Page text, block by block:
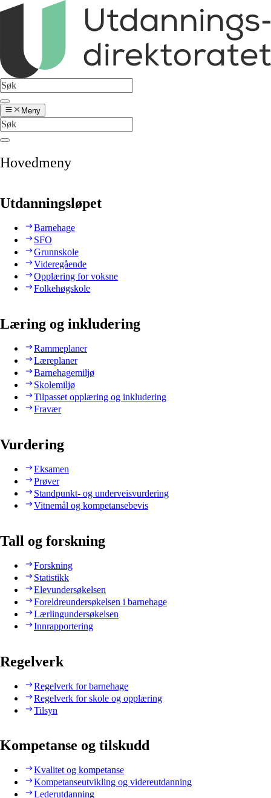
Meny
Hovedmeny
Utdanningsløpet
Barnehage
SFO
Grunnskole
Videregående
Opplæring for voksne
Folkehøgskole
Læring og inkludering
Rammeplaner
Læreplaner
Barnehagemiljø
Skolemiljø
Tilpasset opplæring og inkludering
Fravær
Vurdering
Eksamen
Prøver
Standpunkt- og underveisvurdering
Vitnemål og kompetansebevis
Tall og forskning
Forskning
Statistikk
Elevundersøkelsen
Foreldreundersøkelsen i barnehage
Lærlingundersøkelsen
Innrapportering
Regelverk
Regelverk for barnehage
Regelverk for skole og opplæring
Tilsyn
Kompetanse og tilskudd
Kvalitet og kompetanse
Kompetanseutvikling og videreutdanning
Lederutdanning